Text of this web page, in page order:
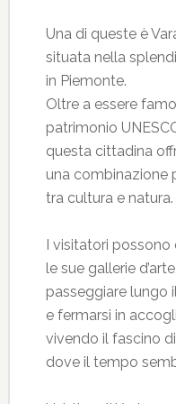
Una di queste è
situata nella
in Piemonte.
Oltre a essere
patrimonio
questa cittadina
una combinazione
tra cultura e natura.
I visitatori possono
le sue gallerie d’arte,
passeggiare lungo
e fermarsi in
vivendo il fascino
dove il tempo